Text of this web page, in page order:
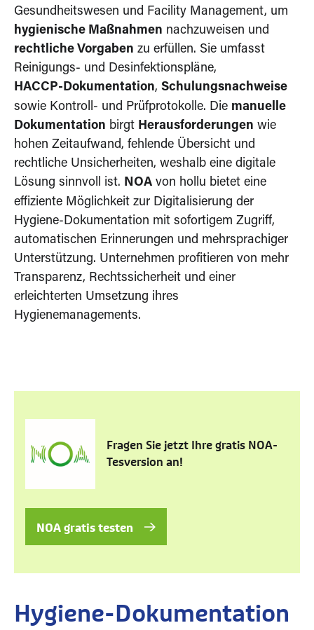
Gesundheitswesen und Facility Management, um
hygienische Maßnahmen nachzuweisen und
rechtliche Vorgaben zu erfüllen. Sie umfasst
Reinigungs- und Desinfektionspläne,
HACCP-Dokumentation, Schulungsnachweise
sowie Kontroll- und Prüfprotokolle. Die manuelle
Dokumentation birgt Herausforderungen wie
hohen Zeitaufwand, fehlende Übersicht und
rechtliche Unsicherheiten, weshalb eine digitale
Lösung sinnvoll ist. NOA von hollu bietet eine
effiziente Möglichkeit zur Digitalisierung der
Hygiene-Dokumentation mit sofortigem Zugriff,
automatischen Erinnerungen und mehrsprachiger
Unterstützung. Unternehmen profitieren von mehr
Transparenz, Rechtssicherheit und einer
erleichterten Umsetzung ihres
Hygienemanagements.
Fragen Sie jetzt Ihre gratis NOA-
Tesversion an!
NOA gratis testen
Hygiene-Dokumentation